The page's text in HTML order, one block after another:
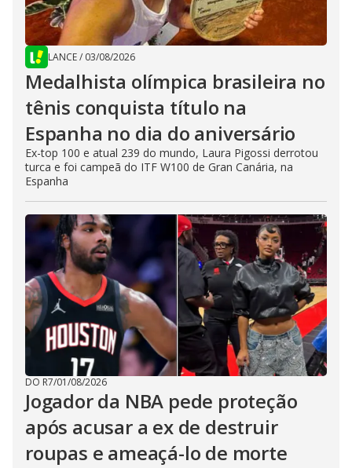
LANCE/ 03/08/2026
Medalhista olímpica brasileira no
tênis conquista título na
Espanha no dia do aniversário
Ex-top 100 e atual 239 do mundo, Laura Pigossi derrotou
turca e foi campeã do ITF W100 de Gran Canária, na
Espanha
DO R7/01/08/2026
Jogador da NBA pede proteção
após acusar a ex de destruir
roupas e ameaçá-lo de morte